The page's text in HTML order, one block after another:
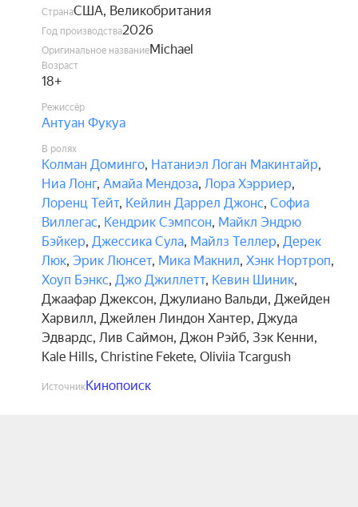
СтранаСША, Великобритания
Год производства2026
Оригинальное названиеMichael
Возраст
18+
Режиссёр
Антуан Фукуа
В ролях
Колман Доминго, Натаниэл Логан Макинтайр,
Ниа Лонг, Амайа Мендоза, Лора Хэрриер,
Лоренц Тейт, Кейлин Даррел Джонс, Софиа
Виллегас, Кендрик Сэмпсон, Майкл Эндрю
Бэйкер, Джессика Сула, Майлз Теллер, Дерек
Люк, Эрик Люнсет, Мика Макнил, Хэнк Нортроп,
Хоуп Бэнкс, Джо Джиллетт, Кевин Шиник,
Джаафар Джексон, Джулиано Вальди, Джейден
Харвилл, Джейлен Линдон Хантер, Джуда
Эдвардс, Лив Саймон, Джон Рэйб, Зэк Кенни,
Kale Hills, Christine Fekete, Oliviia Tcargush
ИсточникКинопоиск